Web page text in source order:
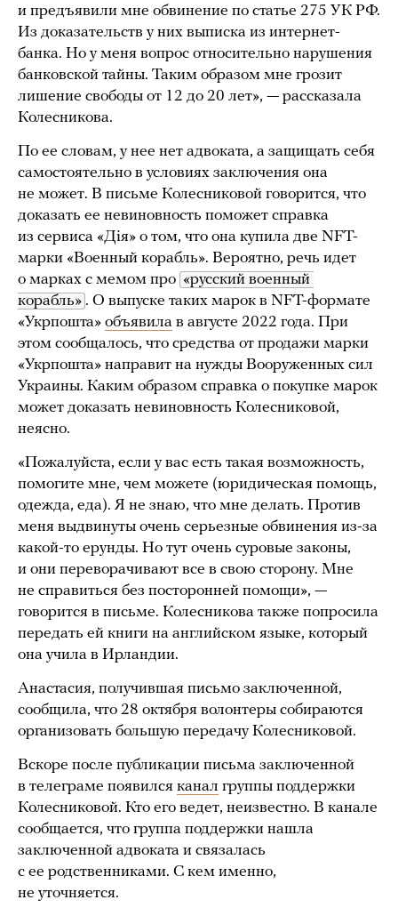
и предъявили мне обвинение по статье 275 УК РФ.
Из доказательств у них выписка из интернет-
банка. Но у меня вопрос относительно нарушения
банковской тайны. Таким образом мне грозит
лишение свободы от 12 до 20 лет», — рассказала
Колесникова.
По ее словам, у нее нет адвоката, а защищать себя
самостоятельно в условиях заключения она
не может. В письме Колесниковой говорится, что
доказать ее невиновность поможет справка
из сервиса «Дiя» о том, что она купила две NFT-
марки «Военный корабль». Вероятно, речь идет
о марках с мемом про «русский военный
корабль» . О выпуске таких марок в NFT-формате
«Укрпошта» объявила в августе 2022 года. При
этом сообщалось, что средства от продажи марки
«Укрпошта» направит на нужды Вооруженных сил
Украины. Каким образом справка о покупке марок
может доказать невиновность Колесниковой,
неясно.
«Пожалуйста, если у вас есть такая возможность,
помогите мне, чем можете (юридическая помощь,
одежда, еда). Я не знаю, что мне делать. Против
меня выдвинуты очень серьезные обвинения из-за
какой-то ерунды. Но тут очень суровые законы,
и они переворачивают все в свою сторону. Мне
не справиться без посторонней помощи», —
говорится в письме. Колесникова также попросила
передать ей книги на английском языке, который
она учила в Ирландии.
Анастасия, получившая письмо заключенной,
сообщила, что 28 октября волонтеры собираются
организовать большую передачу Колесниковой.
Вскоре после публикации письма заключенной
в телеграме появился канал группы поддержки
Колесниковой. Кто его ведет, неизвестно. В канале
сообщается, что группа поддержки нашла
заключенной адвоката и связалась
с ее родственниками. С кем именно,
не уточняется.